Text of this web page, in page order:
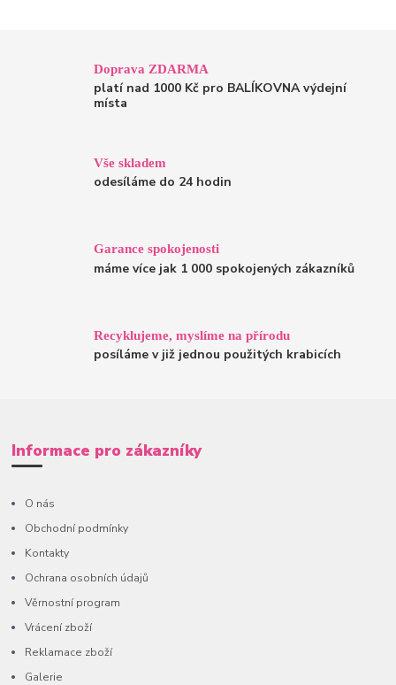
Doprava ZDARMA
platí nad 1000 Kč pro BALÍKOVNA výdejní
místa
Vše skladem
odesíláme do 24 hodin
Garance spokojenosti
máme více jak 1 000 spokojených zákazníků
Recyklujeme, myslíme na přírodu
posíláme v již jednou použitých krabicích
Informace pro zákazníky
O nás
Obchodní podmínky
Kontakty
Ochrana osobních údajů
Věrnostní program
Vrácení zboží
Reklamace zboží
Galerie